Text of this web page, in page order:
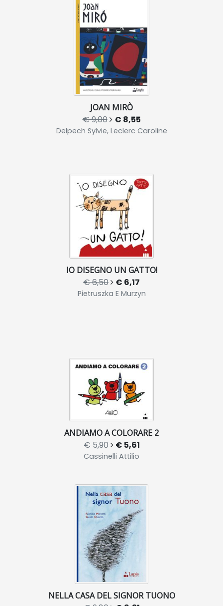
JOAN MIRÒ
€ 9,00 € 8,55
Delpech Sylvie, Leclerc Caroline
IO DISEGNO UN GATTO!
€ 6,50 € 6,17
Pietruszka E Murzyn
ANDIAMO A COLORARE 2
€ 5,90 € 5,61
Cassinelli Attilio
NELLA CASA DEL SIGNOR TUONO